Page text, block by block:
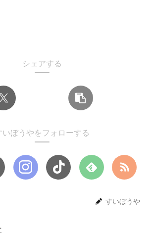
シェアする
いぼうやをフォローする
すいぼうや